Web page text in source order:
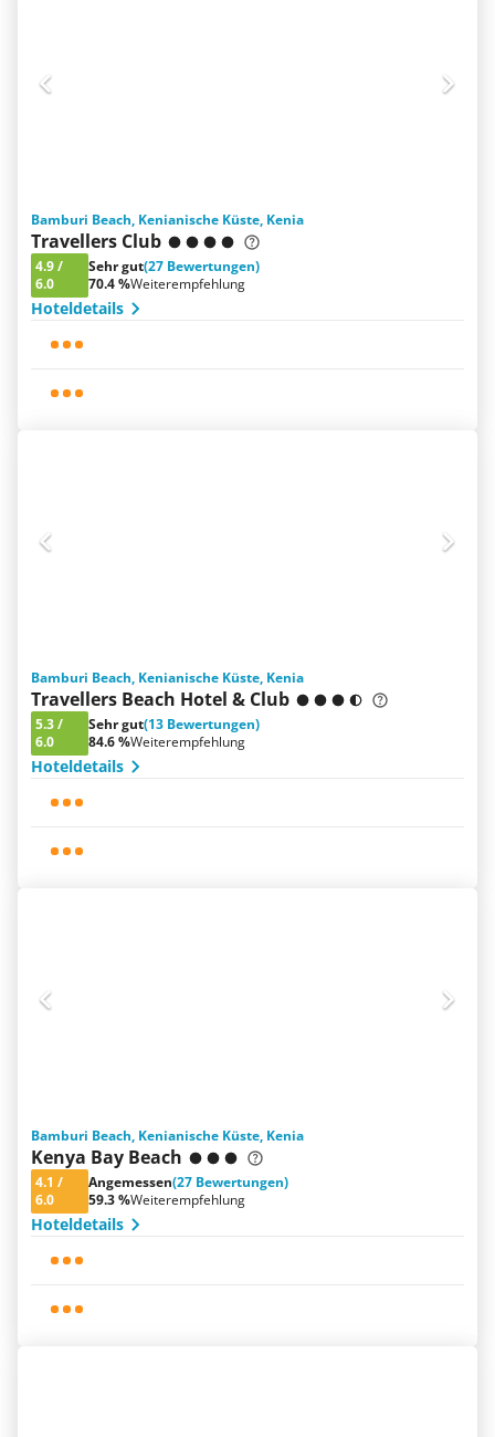
Bamburi Beach, Kenianische Küste, Kenia
Travellers Club
4.9/
6.0
Sehr gut(27 Bewertungen)
70.4 %Weiterempfehlung
Hoteldetails
Bamburi Beach, Kenianische Küste, Kenia
Travellers Beach Hotel & Club
5.3/
6.0
Sehr gut(13 Bewertungen)
84.6 %Weiterempfehlung
Hoteldetails
Bamburi Beach, Kenianische Küste, Kenia
Kenya Bay Beach
4.1 /
6.0
Angemessen(27 Bewertungen)
59.3 %Weiterempfehlung
Hoteldetails